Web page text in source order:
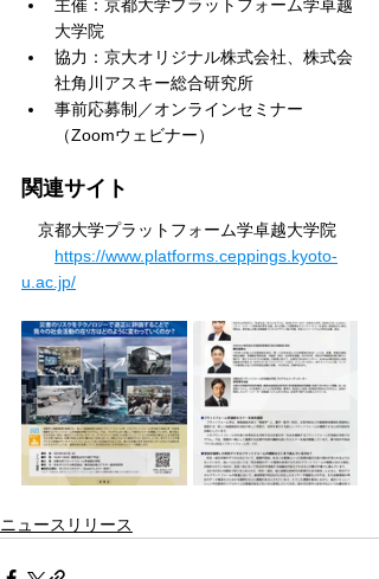
主催：京都大学プラットフォーム学卓越
大学院
協力：京大オリジナル株式会社、株式会
社角川アスキー総合研究所
事前応募制／オンラインセミナー
（Zoomウェビナー）
関連サイト
京都大学プラットフォーム学卓越大学院
https://www.platforms.ceppings.kyoto-
u.ac.jp/
ニュースリリース